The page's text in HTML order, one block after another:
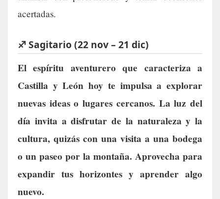
acertadas.
♐ Sagitario (22 nov – 21 dic)
El espíritu aventurero que caracteriza a
Castilla y León hoy te impulsa a explorar
nuevas ideas o lugares cercanos. La luz del
día invita a disfrutar de la naturaleza y la
cultura, quizás con una visita a una bodega
o un paseo por la montaña. Aprovecha para
expandir tus horizontes y aprender algo
nuevo.